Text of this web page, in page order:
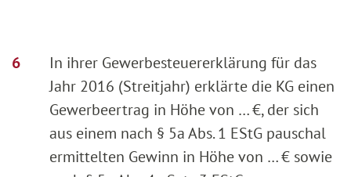
In ihrer Gewerbesteuererklärung für das
Jahr 2016 (Streitjahr) erklärte die KG einen
Gewerbeertrag in Höhe von … €, der sich
aus einem nach § 5a Abs. 1 EStG pauschal
ermittelten Gewinn in Höhe von … € sowie